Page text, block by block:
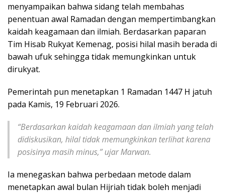
menyampaikan bahwa sidang telah membahas
penentuan awal Ramadan dengan mempertimbangkan
kaidah keagamaan dan ilmiah. Berdasarkan paparan
Tim Hisab Rukyat Kemenag, posisi hilal masih berada di
bawah ufuk sehingga tidak memungkinkan untuk
dirukyat.
Pemerintah pun menetapkan 1 Ramadan 1447 H jatuh
pada Kamis, 19 Februari 2026.
“Berdasarkan kaidah keagamaan dan ilmiah yang telah
didiskusikan, hilal tidak memungkinkan terlihat karena
posisinya masih minus,” ujar Marwan.
Ia menegaskan bahwa perbedaan metode dalam
menetapkan awal bulan Hijriah tidak boleh menjadi